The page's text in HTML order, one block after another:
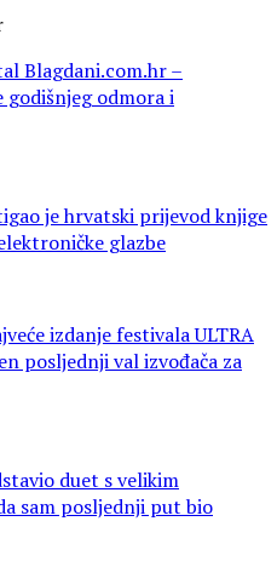
Blagdani.com.hr –
odmora i
je hrvatski prijevod knjige
glazbe
izdanje festivala ULTRA
posljednji val izvođača za
duet s velikim
sam posljednji put bio